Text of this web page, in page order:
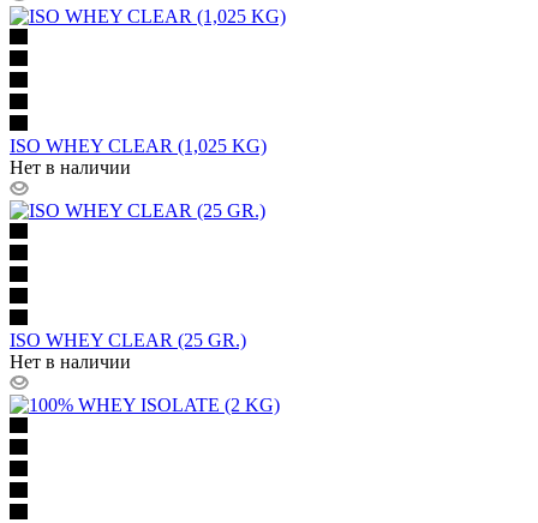
ISO WHEY CLEAR (1,025 KG)
Нет в наличии
ISO WHEY CLEAR (25 GR.)
Нет в наличии